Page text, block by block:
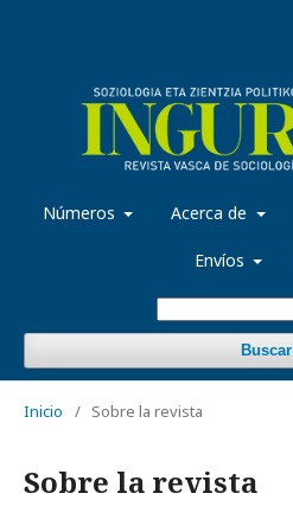
Números Acerca de
Envíos
Buscar
Inicio / Sobre la revista
Sobre la revista